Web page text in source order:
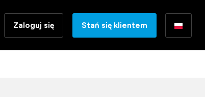
Zaloguj się Stań się klientem